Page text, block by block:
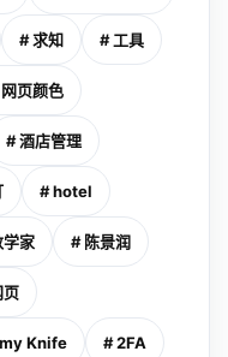
# 求知 # 工具
页颜色
# 酒店管理
# hotel
学家 # 陈景润
页
Knife # 2FA